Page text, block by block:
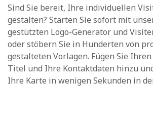
Sind Sie bereit, Ihre individuellen
gestalten? Starten Sie sofort mit
gestützten Logo-Generator und
oder stöbern Sie in Hunderten von
gestalteten Vorlagen. Fügen Sie
Titel und Ihre Kontaktdaten hinzu
Ihre Karte in wenigen Sekunden in